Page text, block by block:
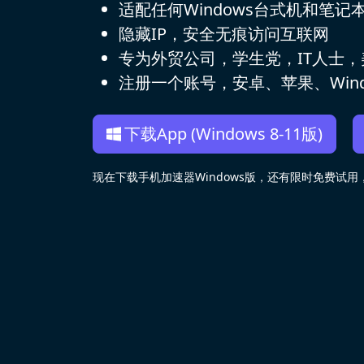
适配任何Windows台式机和笔记
隐藏IP，安全无痕访问互联网
专为外贸公司，学生党，IT人士
注册一个账号，安卓、苹果、
下载App (Windows 8-11版)
现在下载手机加速器Windows版，还有限时免费试用